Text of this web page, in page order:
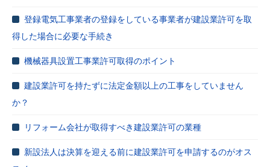
登録電気工事業者の登録をしている事業者が建設業許可を取
得した場合に必要な手続き
機械器具設置工事業許可取得のポイント
建設業許可を持たずに法定金額以上の工事をしていません
か？
リフォーム会社が取得すべき建設業許可の業種
新設法人は決算を迎える前に建設業許可を申請するのがオス